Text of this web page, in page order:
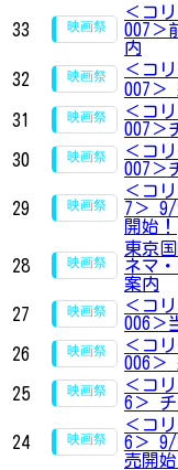
33
＜コ
007＞
内
32
＜コ
007＞
31
＜コ
007＞
30
＜コ
007＞
29
＜コ
7＞ 9/
開始！
28
東京
ネマ
案内
27
＜コ
006＞
26
＜コ
006＞
25
＜コ
6＞
24
＜コ
6＞ 9/
売開始